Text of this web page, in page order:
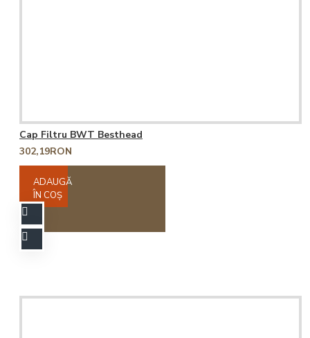
Cap Filtru BWT Besthead
302,19RON
ADAUGĂ
ÎN COŞ